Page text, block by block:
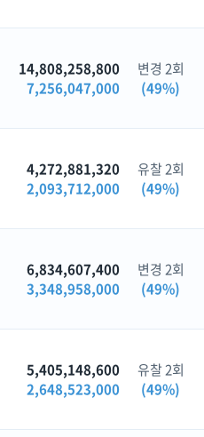
14,808,258,800
7,256,047,000
변경 2회
(49%)
4,272,881,320
2,093,712,000
유찰 2회
(49%)
6,834,607,400
3,348,958,000
변경 2회
(49%)
5,405,148,600
2,648,523,000
유찰 2회
(49%)